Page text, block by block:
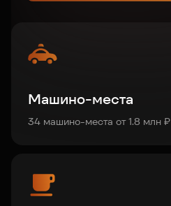
Машино-места
34 машино-места от 1.8 млн ₽